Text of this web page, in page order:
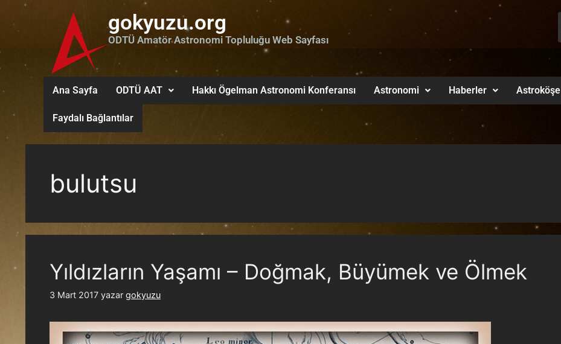
gokyuzu.org
ODTÜ Amatör Astronomi Topluluğu Web Sayfası
Ana Sayfa ODTÜ AAT Hakkı Ögelman Astronomi Konferansı Astronomi Haberler Astroköşe
Faydalı Bağlantılar
bulutsu
Yıldızların Yaşamı – Doğmak, Büyümek ve Ölmek
3 Mart 2017 yazar gokyuzu